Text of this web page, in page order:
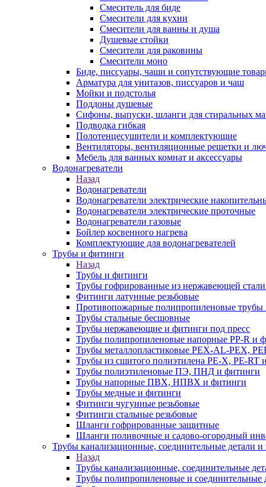
Смеситель для биде
Смесители для кухни
Смесители для ванны и душа
Душевые стойки
Смесители для раковины
Смесители моно
Биде, писсуары, чаши и сопутствующие
Арматура для унитазов, писсуаров и чаш
Мойки и подстолья
Поддоны душевые
Сифоны, выпуски, шланги для стиральных
Подводка гибкая
Полотенцесушители и комплектующие
Вентиляторы, вентиляционные решетки и
Мебель для ванных комнат и аксессуары
Водонагреватели
Назад
Водонагреватели
Водонагреватели электрические
Водонагреватели электрические проточные
Водонагреватели газовые
Бойлер косвенного нагрева
Комплектующие для водонагревателей
Трубы и фитинги
Назад
Трубы и фитинги
Трубы гофрированные из нержавеющей
Фитинги латунные резьбовые
Противопожарные полипропиленовые
Трубы стальные бесшовные
Трубы нержавеющие и фитинги под пресс
Трубы полипропиленовые напорные PP-R и
Трубы металлопластиковые PEX-AL-PEX,
Трубы из сшитого полиэтилена PE-X, PE-RT
Трубы полиэтиленовые ПЭ, ПНД и фитинги
Трубы напорные ПВХ, НПВХ и фитинги
Трубы медные и фитинги
Фитинги чугунные резьбовые
Фитинги стальные резьбовые
Шланги гофрированные защитные
Шланги поливочные и садово-огородный
Трубы канализационные, соединительные детали и
Назад
Трубы канализационные, соединительные
Трубы полипропиленовые и соединительные